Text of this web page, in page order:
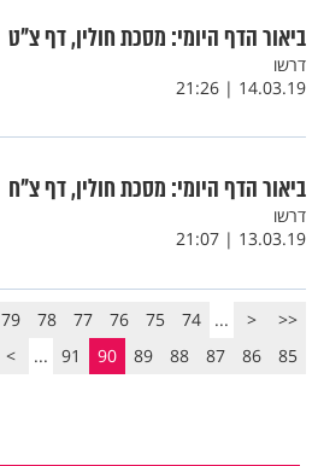
ביאור הדף היומי: מסכת חולין, דף צ"ט
דרשו
14.03.19 | 21:26
ביאור הדף היומי: מסכת חולין, דף צ"ח
דרשו
13.03.19 | 21:07
<<
<
...
74
75
76
77
78
79
85
86
87
88
89
90
91
...
>